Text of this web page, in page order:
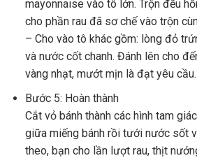
mayonnaise vào tô lớn. Trộn đều
cho phần rau đã sơ chế vào trộn
– Cho vào tô khác gồm: lòng đỏ
và nước cốt chanh. Đánh lên cho
vàng nhạt, mướt mịn là đạt yêu cầu.
Bước 5: Hoàn thành
Cắt vỏ bánh thành các hình tam
giữa miếng bánh rồi tưới nước sốt
theo, bạn cho lần lượt rau, thịt